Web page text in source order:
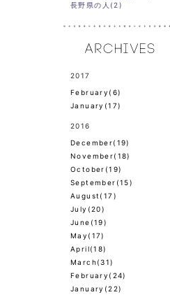
長野県の人(2)
2017
February(6)
January(17)
2016
December(19)
November(18)
October(19)
September(15)
August(17)
July(20)
June(19)
May(17)
April(18)
March(31)
February(24)
January(22)